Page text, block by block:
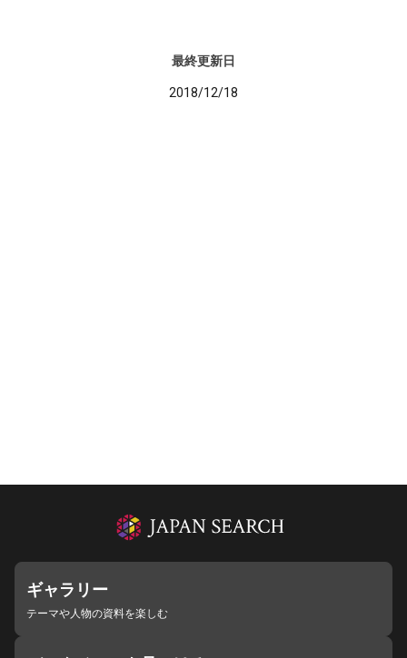
最終更新日
2018/12/18
ギャラリー
テーマや人物の資料を楽しむ